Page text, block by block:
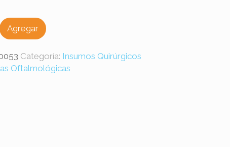
Agregar
Categoría: Insumos Quirúrgicos
Oftalmológicas